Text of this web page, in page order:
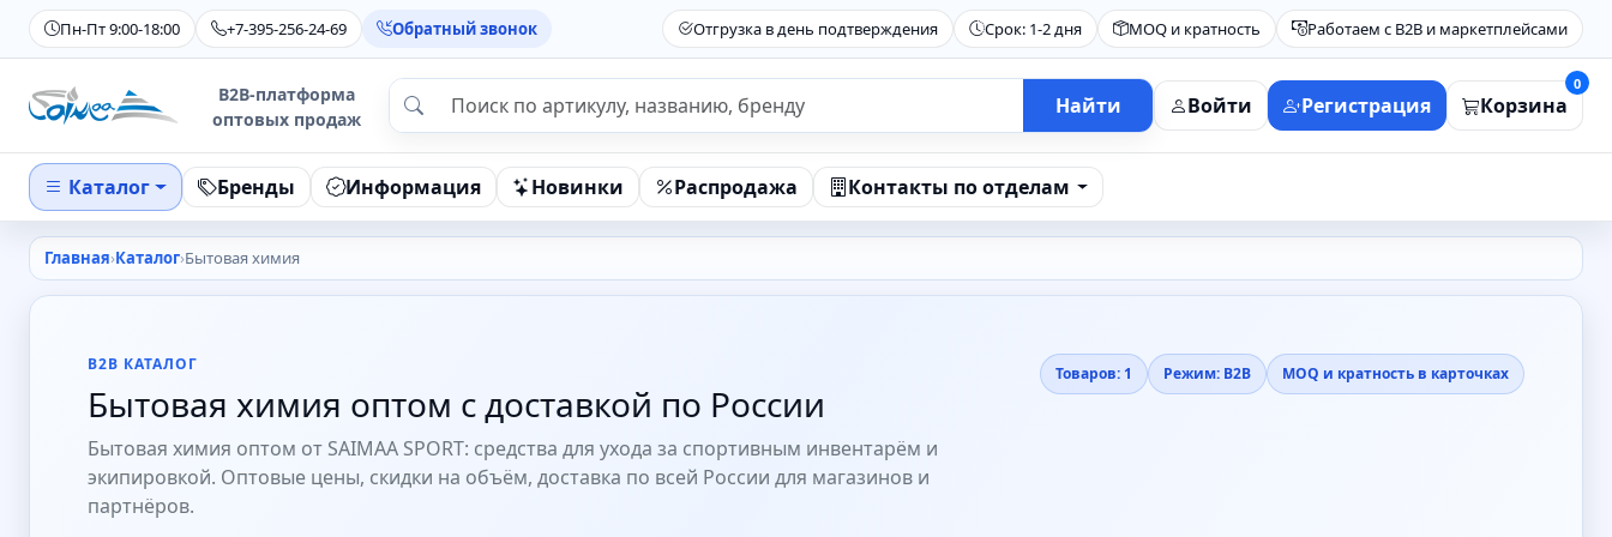
Пн-Пт 9:00-18:00 +7-395-256-24-69 Обратный звонок Отгрузка в день подтверждения Срок: 1-2 дня MOQ и кратность Работаем с B2B и маркетплейсами
B2B-платформа
оптовых продаж
Найти Войти Регистрация Корзина
0
Каталог Бренды Информация Новинки Распродажа Контакты по отделам
Главная Каталог Бытовая химия
B2B КАТАЛОГ
Бытовая химия оптом с доставкой по России
Бытовая химия оптом от SAIMAA SPORT: средства для ухода за спортивным инвентарём и
экипировкой. Оптовые цены, скидки на объём, доставка по всей России для магазинов и
партнёров.
Товаров: 1 Режим: B2B MOQ и кратность в карточках